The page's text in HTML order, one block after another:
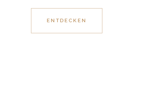
ENTDECKEN